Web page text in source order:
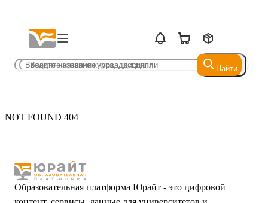
Найти
Найти
NOT FOUND 404
Образовательная платформа Юрайт - это цифровой